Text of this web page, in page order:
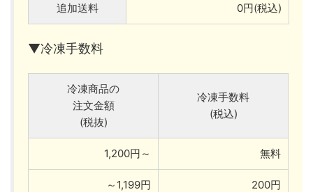
追加送料 0円(税込)
▼冷凍手数料
冷凍商品の
注文金額
(税抜)
冷凍手数料
(税込)
1,200円～ 無料
～1,199円 200円